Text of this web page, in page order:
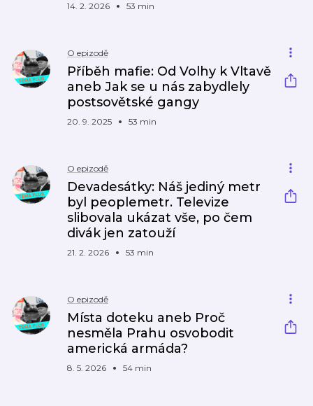
14. 2. 2026 53 min
O epizodě
Příběh mafie: Od Volhy k Vltavě
aneb Jak se u nás zabydlely
postsovětské gangy
20. 9. 2025 53 min
O epizodě
Devadesátky: Náš jediný metr
byl peoplemetr. Televize
slibovala ukázat vše, po čem
divák jen zatouží
21. 2. 2026 53 min
O epizodě
Místa doteku aneb Proč
nesměla Prahu osvobodit
americká armáda?
8. 5. 2026 54 min